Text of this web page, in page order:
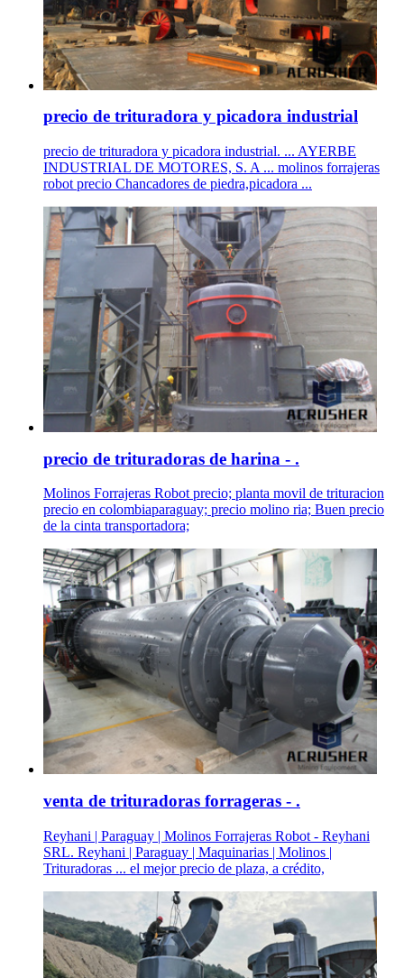
precio de trituradora y picadora industrial
precio de trituradora y picadora industrial. ... AYERBE
INDUSTRIAL DE MOTORES, S. A ... molinos forrajeras
robot precio Chancadores de piedra,picadora ...
precio de trituradoras de harina - .
Molinos Forrajeras Robot precio; planta movil de trituracion
precio en colombiaparaguay; precio molino ria; Buen precio
de la cinta transportadora;
venta de trituradoras forrageras - .
Reyhani | Paraguay | Molinos Forrajeras Robot - Reyhani
SRL. Reyhani | Paraguay | Maquinarias | Molinos |
Trituradoras ... el mejor precio de plaza, a crédito,